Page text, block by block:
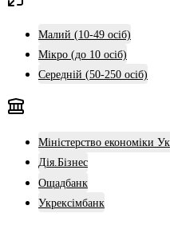
Малий (10-49 осіб)
Мікро (до 10 осіб)
Середній (50-250 осіб)
Міністерство економіки
Дія.Бізнес
Ощадбанк
Укрексімбанк